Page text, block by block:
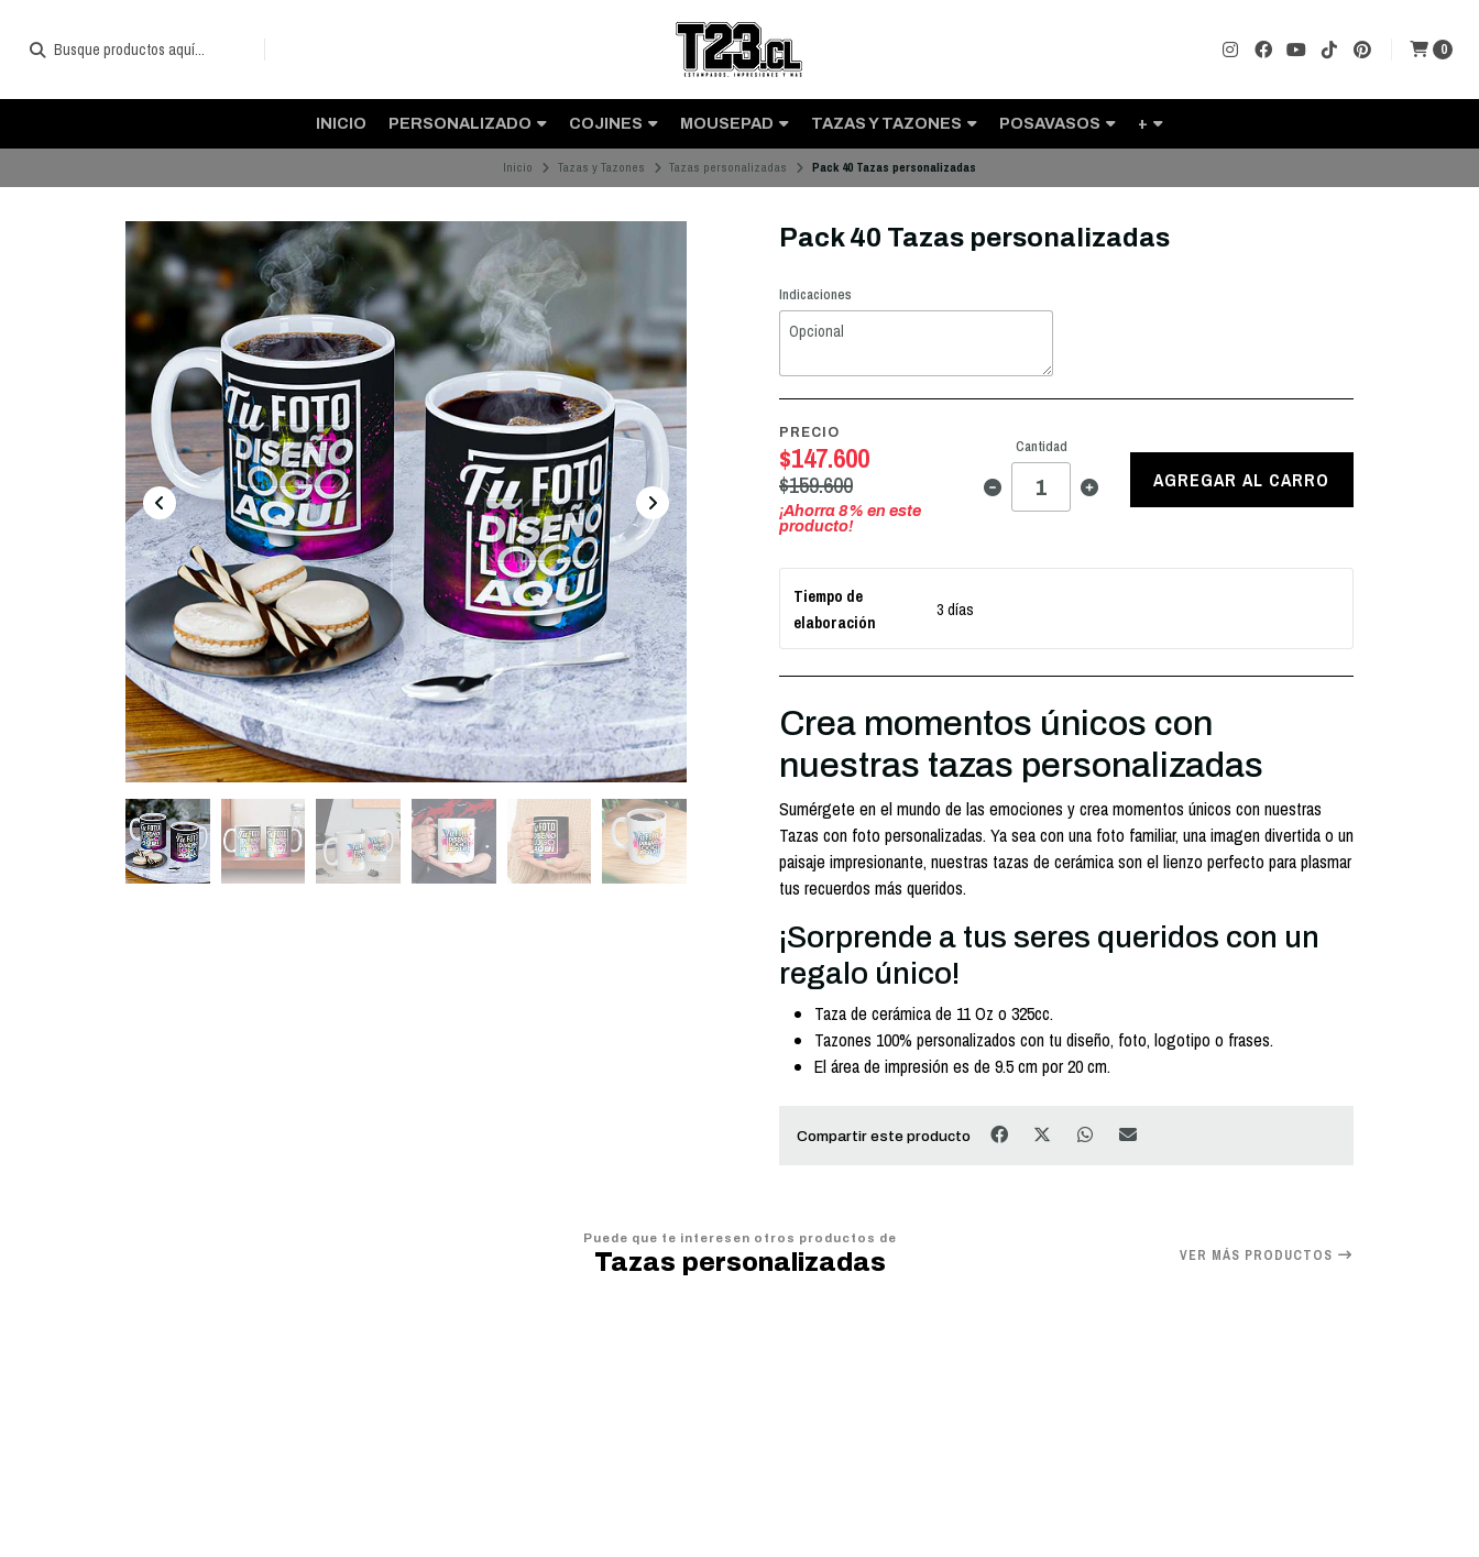
0
INICIO PERSONALIZADO COJINES MOUSEPAD TAZAS Y TAZONES POSAVASOS +
Inicio Tazas y Tazones Tazas personalizadas Pack 40 Tazas personalizadas
Pack 40 Tazas personalizadas
Indicaciones
PRECIO
$147.600
$159.600
¡Ahorra8% en este
producto!
Cantidad
AGREGAR AL CARRO
Tiempo de
elaboración
3 días
Crea momentos únicos con
nuestras tazas personalizadas
Sumérgete en el mundo de las emociones y crea momentos únicos con nuestras
Tazas con foto personalizadas. Ya sea con una foto familiar, una imagen divertida o un
paisaje impresionante, nuestras tazas de cerámica son el lienzo perfecto para plasmar
tus recuerdos más queridos.
¡Sorprende a tus seres queridos con un
regalo único!
Taza de cerámica de 11 Oz o 325cc.
Tazones 100% personalizados con tu diseño, foto, logotipo o frases.
El área de impresión es de 9.5 cm por 20 cm.
Compartir este producto
Puede que te interesen otros productos de
Tazas personalizadas VER MÁS PRODUCTOS